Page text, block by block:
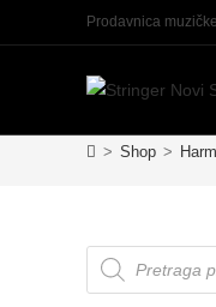
Prodavnica
> Shop >